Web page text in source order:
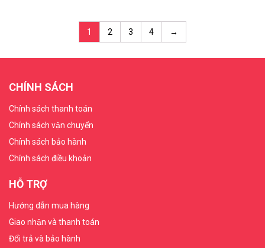
1 2 3 4 →
CHÍNH SÁCH
Chính sách thanh toán
Chính sách vận chuyển
Chính sách bảo hành
Chính sách điều khoản
HỖ TRỢ
Hướng dẫn mua hàng
Giao nhận và thanh toán
Đổi trả và bảo hành